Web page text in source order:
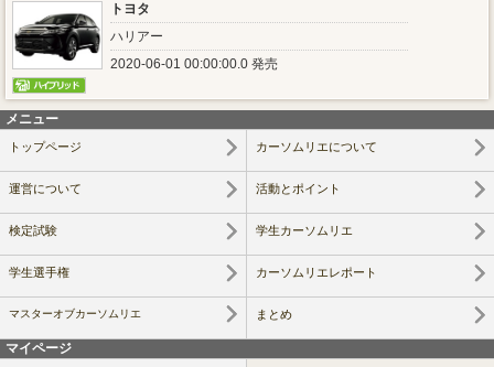
トヨタ
ハリアー
2020-06-01 00:00:00.0 発売
メニュー
トップページ カーソムリエについて
運営について 活動とポイント
検定試験 学生カーソムリエ
学生選手権 カーソムリエレポート
マスターオブカーソムリエ まとめ
マイページ